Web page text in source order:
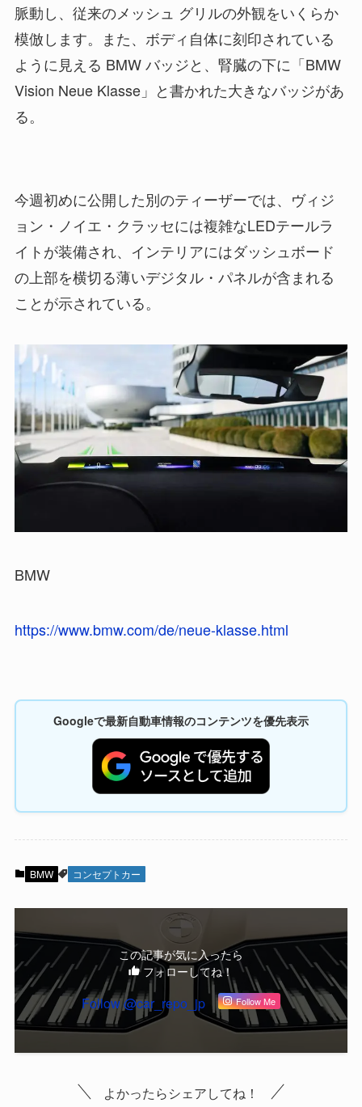
脈動し、従来のメッシュ グリルの外観をいくらか
模倣します。また、ボディ自体に刻印されている
ように見える BMW バッジと、腎臓の下に「BMW
Vision Neue Klasse」と書かれた大きなバッジがあ
る。
今週初めに公開した別のティーザーでは、ヴィジ
ョン・ノイエ・クラッセには複雑なLEDテールラ
イトが装備され、インテリアにはダッシュボード
の上部を横切る薄いデジタル・パネルが含まれる
ことが示されている。
BMW
https://www.bmw.com/de/neue-klasse.html
Googleで最新自動車情報のコンテンツを優先表示
BMW コンセプトカー
この記事が気に入ったら
フォローしてね！
Follow @car_repo_jp Follow Me
よかったらシェアしてね！